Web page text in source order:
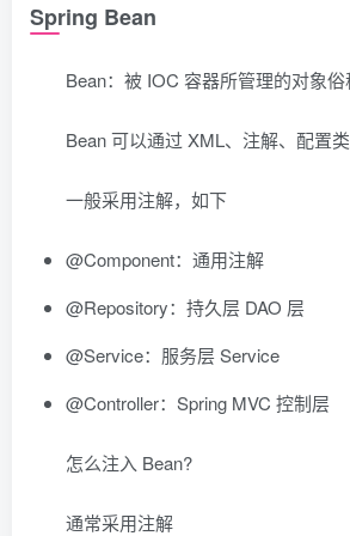
Spring Bean
Bean：被 IOC 容器所管理的对象俗
Bean 可以通过 XML、注解、配置类
一般采用注解，如下
@Component：通用注解
@Repository：持久层 DAO 层
@Service：服务层 Service
@Controller：Spring MVC 控制层
怎么注入 Bean?
通常采用注解